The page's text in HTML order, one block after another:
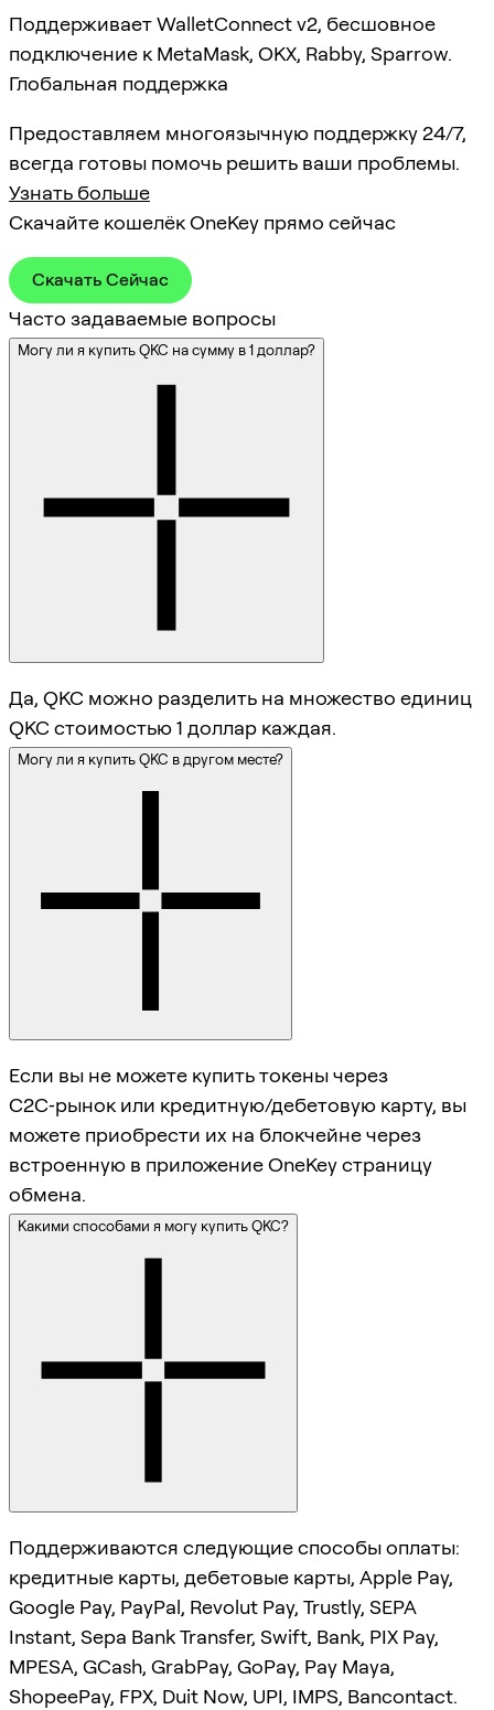
Поддерживает WalletConnect v2, бесшовное
подключение к MetaMask, OKX, Rabby, Sparrow.
Глобальная поддержка
Предоставляем многоязычную поддержку 24/7,
всегда готовы помочь решить ваши проблемы.
Узнать больше
Скачайте кошелёк OneKey прямо сейчас
Скачать Сейчас
Часто задаваемые вопросы
Могу ли я купить QKC на сумму в 1 доллар?
Да, QKC можно разделить на множество единиц
QKC стоимостью 1 доллар каждая.
Могу ли я купить QKC в другом месте?
Если вы не можете купить токены через
C2C‑рынок или кредитную/дебетовую карту, вы
можете приобрести их на блокчейне через
встроенную в приложение OneKey страницу
обмена.
Какими способами я могу купить QKC?
Поддерживаются следующие способы оплаты:
кредитные карты, дебетовые карты, Apple Pay,
Google Pay, PayPal, Revolut Pay, Trustly, SEPA
Instant, Sepa Bank Transfer, Swift, Bank, PIX Pay,
MPESA, GCash, GrabPay, GoPay, Pay Maya,
ShopeePay, FPX, Duit Now, UPI, IMPS, Bancontact.